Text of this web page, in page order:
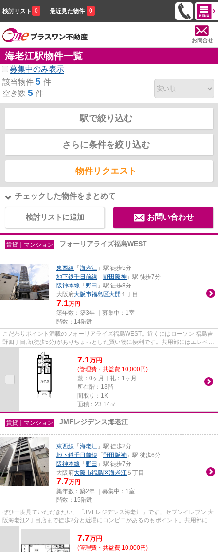
検討リスト 0 最近見た物件 0
お問合せ
海老江駅物件一覧
募集中のみ表示
該当物件 5 件
空き数 5 件
駅で絞り込む
さらに条件を絞り込む
物件リクエスト
チェックした物件をまとめて
検討リストに追加 お問い合わせ
賃貸｜マンション フォーリアライズ福島WEST
東西線 「 海老江 」駅 徒歩5分
地下鉄千日前線 「 野田阪神 」駅 徒歩7分
阪神本線 「 野田 」駅 徒歩8分
大阪府大阪市福島区大開 １丁目
7.1万円
築年数：築3年 ｜募集中： 1室
階数：14階建
こだわりポイント満載のフォーリアライズ福島WEST。近くにはローソン 福島吉
野四丁目店(徒歩5分)がありちょっとした買い物に便利です。共用部にはエレベー
タ・敷地内ごみ置き場などが...
7.1万円
(管理費・共益費 10,000円)
敷：0ヶ月｜礼：1ヶ月
所在階：13階
間取り：1K
面積：23.14㎡
賃貸｜マンション JMFレジデンス海老江
東西線 「 海老江 」駅 徒歩2分
地下鉄千日前線 「 野田阪神 」駅 徒歩6分
阪神本線 「 野田 」駅 徒歩7分
大阪府大阪市福島区海老江 ５丁目
7.7万円
築年数：築2年 ｜募集中： 1室
階数：15階建
ぜひ一度見ていただきたい、「JMFレジデンス海老江」です。セブンイレブン 大
阪海老江2丁目店まで徒歩2分と近場にコンビニがあるのもポイント。共用部には
エレベータ・敷地内ごみ置き...
7.7万円
(管理費・共益費 10,000円)